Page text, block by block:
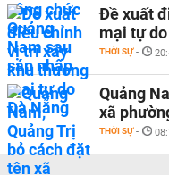
Đề xuất
mại tự
THỜI SỰ -
Quảng
xã
THỜI SỰ -